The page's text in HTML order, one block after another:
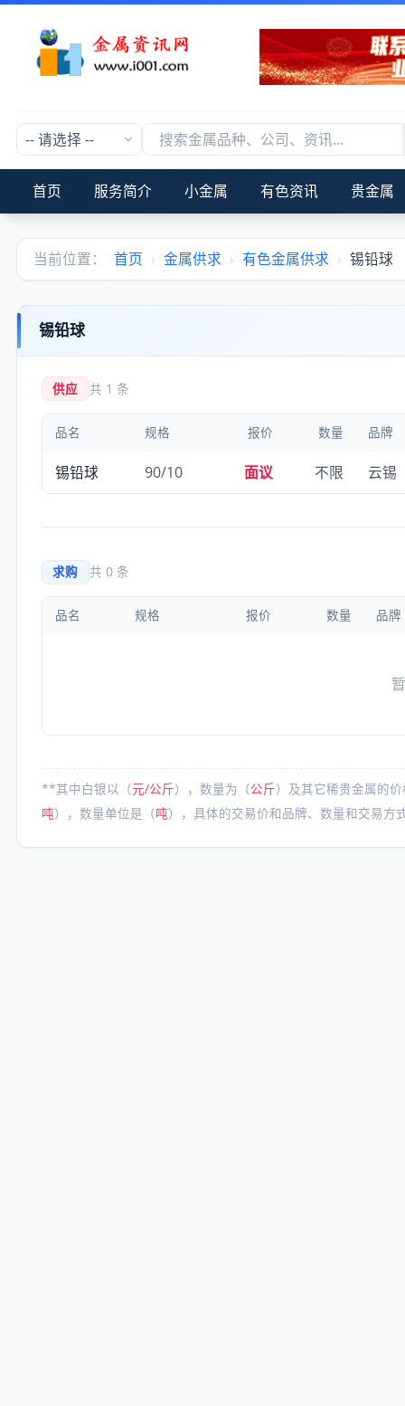
首页 服务简介 小金属 有色资讯 贵金属
当前位置： 首页 › 金属供求 › 有色金属供求 › 锡铅球
锡铅球
供应 共 1 条
品名 规格 报价 数量 品牌
锡铅球 90/10 面议 不限 云锡
求购 共 0 条
品名 规格 报价 数量 品牌
**其中白银以（元/公斤），数量为（公斤）及其它稀贵金属的
吨），数量单位是（吨），具体的交易价和品牌、数量和交易方